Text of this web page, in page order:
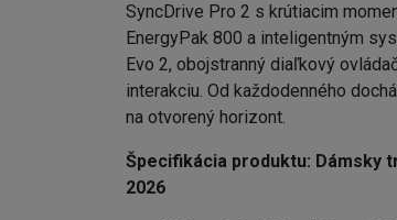
SyncDrive Pro 2 s krútiacim
EnergyPak 800 a inteligentným
Evo 2, obojstranný diaľkový
interakciu. Od každodenného
na otvorený horizont.
Špecifikácia produktu: Dámsky
2026